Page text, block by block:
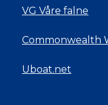
VG Våre falne
Commonwealth
Uboat.net